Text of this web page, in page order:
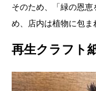
そのため、「緑の恩
め、店内は植物に包ま
再生クラフト